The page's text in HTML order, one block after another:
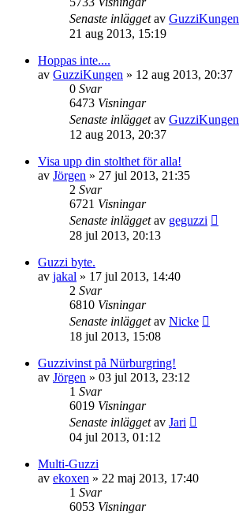
Senaste inläggetav GuzziKungen
21 aug 2013, 15:19
Hoppas inte....
av GuzziKungen » 12 aug 2013, 20:37
0 Svar
6473 Visningar
Senaste inläggetav GuzziKungen
12 aug 2013, 20:37
Visa upp din stolthet för alla!
av Jörgen » 27 jul 2013, 21:35
2 Svar
6721 Visningar
Senaste inläggetav geguzzi
28 jul 2013, 20:13
Guzzi byte.
av jakal » 17 jul 2013, 14:40
2 Svar
6810 Visningar
Senaste inläggetav Nicke
18 jul 2013, 15:08
Guzzivinst på Nürburgring!
av Jörgen » 03 jul 2013, 23:12
1 Svar
6019 Visningar
Senaste inläggetav Jari
04 jul 2013, 01:12
Multi-Guzzi
av ekoxen » 22 maj 2013, 17:40
1 Svar
6053 Visningar